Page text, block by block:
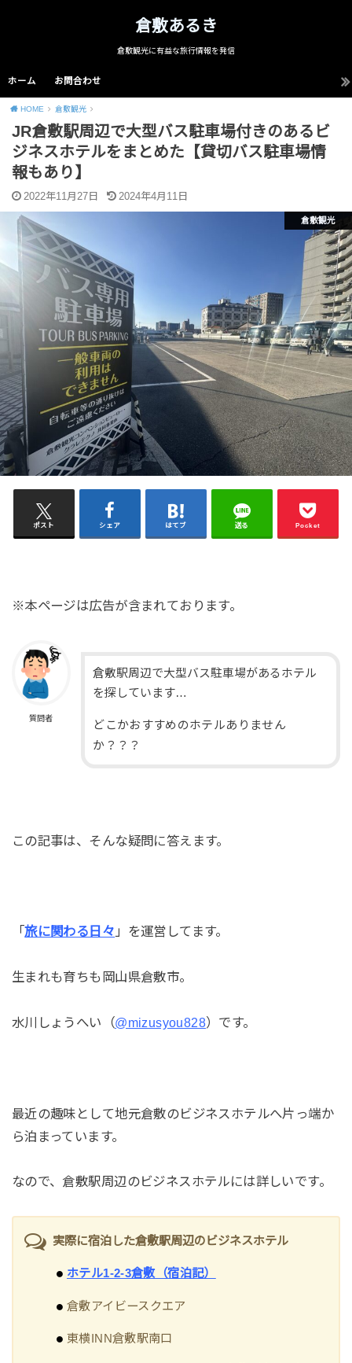
倉敷あるき
倉敷観光に有益な旅行情報を発信
ホーム お問合わせ
HOME 倉敷観光
JR倉敷駅周辺で大型バス駐車場付きのあるビ
ジネスホテルをまとめた【貸切バス駐車場情
報もあり】
2022年11月27日 2024年4月11日
倉敷観光
ポスト シェア はてブ 送る Pocket
※本ページは広告が含まれております。
質問者
倉敷駅周辺で大型バス駐車場があるホテル
を探しています…
どこかおすすめのホテルありません
か？？？
この記事は、そんな疑問に答えます。
「旅に関わる日々 」を運営してます。
生まれも育ちも岡山県倉敷市。
水川しょうへい（@mizusyou828）です。
最近の趣味として地元倉敷のビジネスホテルへ片っ端か
ら泊まっています。
なので、倉敷駅周辺のビジネスホテルには詳しいです。
実際に宿泊した倉敷駅周辺のビジネスホテル
ホテル1-2-3倉敷（宿泊記）
倉敷アイビースクエア
東横INN倉敷駅南口